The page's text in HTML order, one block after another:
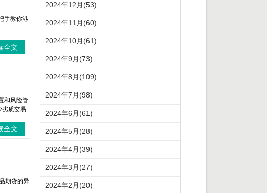
手教你港
全文
和风险管
劣质交易
全文
期货的异
2024年12月(53)
2024年11月(60)
2024年10月(61)
2024年9月(73)
2024年8月(109)
2024年7月(98)
2024年6月(61)
2024年5月(28)
2024年4月(39)
2024年3月(27)
2024年2月(20)